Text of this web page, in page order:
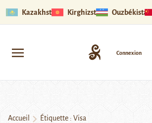
Kazakhstan Kirghizstan Ouzbékistan
Connexion
Accueil Étiquette : Visa